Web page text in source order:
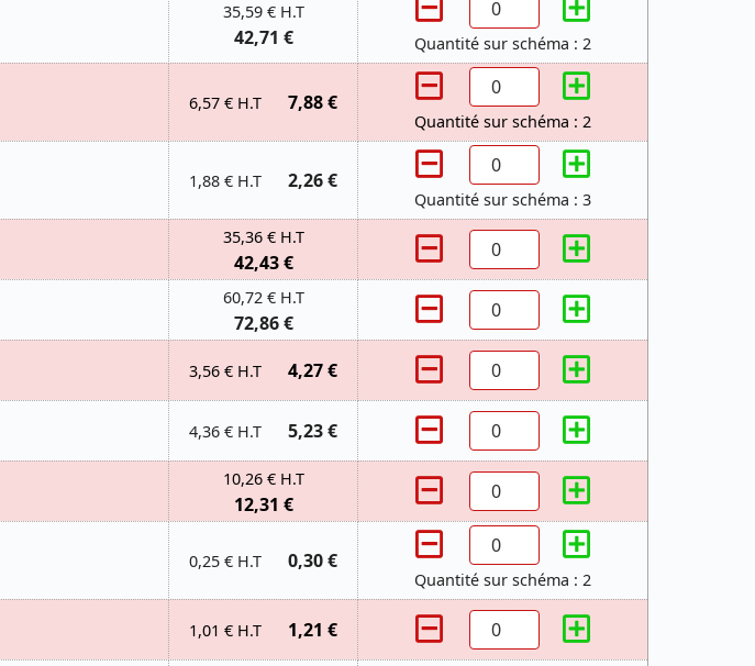
35,59 € H.T
42,71 € Quantité sur schéma : 2
6,57 € H.T 7,88 €
Quantité sur schéma : 2
1,88 € H.T 2,26 €
Quantité sur schéma : 3
35,36 € H.T
42,43 €
60,72 € H.T
72,86 €
3,56 € H.T 4,27 €
4,36 € H.T 5,23 €
10,26 € H.T
12,31 €
0,25 € H.T 0,30 €
Quantité sur schéma : 2
1,01 € H.T 1,21 €